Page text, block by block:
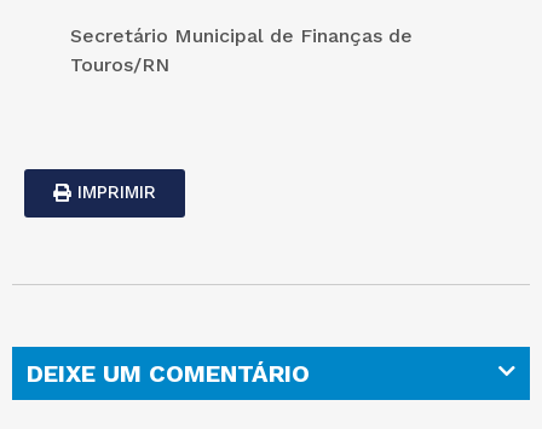
Secretário Municipal de Finanças de
Touros/RN
IMPRIMIR
DEIXE UM COMENTÁRIO